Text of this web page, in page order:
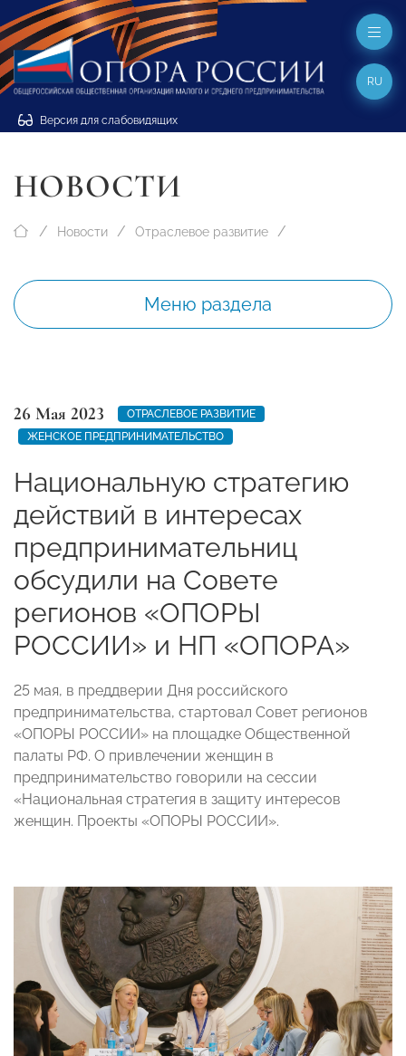
Версия для слабовидящих
RU
НОВОСТИ
Новости Отраслевое развитие
Меню раздела
26 Мая 2023
ОТРАСЛЕВОЕ РАЗВИТИЕ
ЖЕНСКОЕ ПРЕДПРИНИМАТЕЛЬСТВО
Национальную стратегию
действий в интересах
предпринимательниц
обсудили на Совете
регионов «ОПОРЫ
РОССИИ» и НП «ОПОРА»
25 мая, в преддверии Дня российского
предпринимательства, стартовал Совет регионов
«ОПОРЫ РОССИИ» на площадке Общественной
палаты РФ. О привлечении женщин в
предпринимательство говорили на сессии
«Национальная стратегия в защиту интересов
женщин. Проекты «ОПОРЫ РОССИИ».